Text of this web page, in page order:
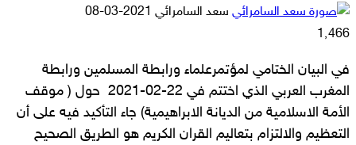
سعد السامرائي أرسل
2021-03-08
1٬466
في البيان الختامي لمؤتمرعلماء ورابطة المسلمين ورابطة
المغرب العربي الذي اختتم في 22-02-2021 حول ( موقف
الأمة الاسلامية من الديانة الابراهيمية) جاء التأكيد فيه على أن
التعظيم والالتزام بتعاليم القران الكريم هو الطريق الصحيح